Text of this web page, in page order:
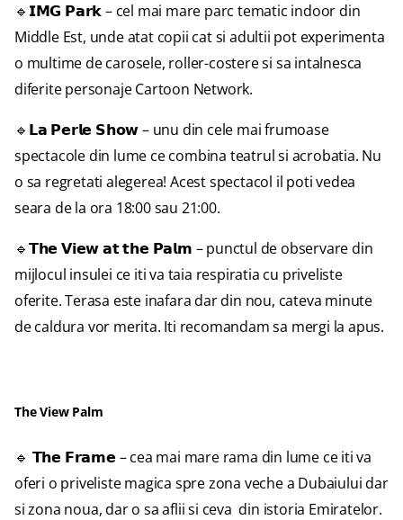
🔹𝗜𝗠𝗚 𝗣𝗮𝗿𝗸 – cel mai mare parc tematic indoor din
Middle Est, unde atat copii cat si adultii pot experimenta
o multime de carosele, roller-costere si sa intalnesca
diferite personaje Cartoon Network.
🔹𝗟𝗮 𝗣𝗲𝗿𝗹𝗲 𝗦𝗵𝗼𝘄 – unu din cele mai frumoase
spectacole din lume ce combina teatrul si acrobatia. Nu
o sa regretati alegerea! Acest spectacol il poti vedea
seara de la ora 18:00 sau 21:00.
🔹𝗧𝗵𝗲 𝗩𝗶𝗲𝘄 𝗮𝘁 𝘁𝗵𝗲 𝗣𝗮𝗹𝗺 – punctul de observare din
mijlocul insulei ce iti va taia respiratia cu priveliste
oferite. Terasa este inafara dar din nou, cateva minute
de caldura vor merita. Iti recomandam sa mergi la apus.
The View Palm
🔹 𝗧𝗵𝗲 𝗙𝗿𝗮𝗺𝗲 – cea mai mare rama din lume ce iti va
oferi o priveliste magica spre zona veche a Dubaiului dar
si zona noua, dar o sa aflii si ceva din istoria Emiratelor.